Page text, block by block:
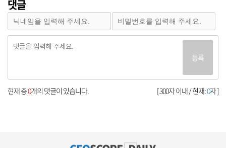
댓글
등록
[ 300자 이내 / 현재:0자 ]
현재 총0개의 댓글이 있습니다.